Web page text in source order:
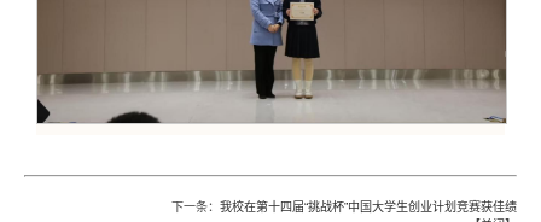
下一条： 我校在第十四届“挑战杯”中国大学生创业计划竞赛获佳绩